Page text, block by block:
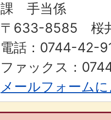
課 手当係
〒633-8585 桜
電話：0744-42-
ファックス：
メールフォーム